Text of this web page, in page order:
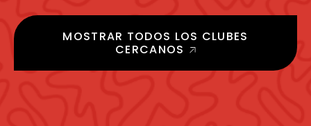
MOSTRAR TODOS LOS CLUBES
CERCANOS